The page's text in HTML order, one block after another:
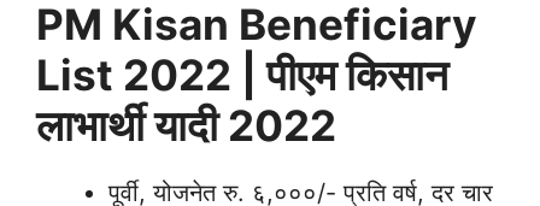
PM Kisan Beneficiary
List 2022 | पीएम किसान
लाभार्थी यादी 2022
पूर्वी, योजनेत रु. ६,०००/- प्रति वर्ष, दर चार